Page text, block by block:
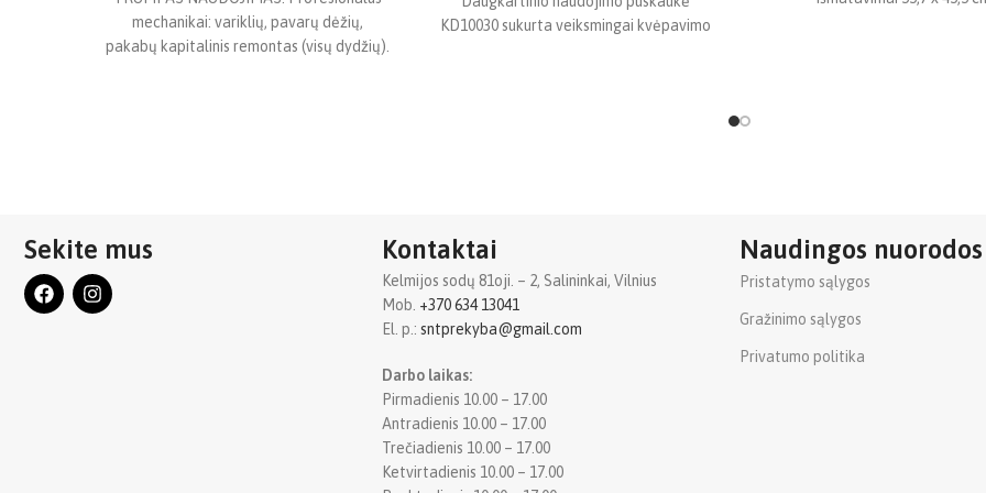
mechanikai: variklių, pavarų dėžių,
pakabų kapitalinis remontas (visų dydžių).
KD10030 sukurta veiksmingai kvėpavimo
Sekite mus Kontaktai
Kelmijos sodų 81oji. – 2, Salininkai, Vilnius
Mob. +370 634 13041
El. p.: sntprekyba@gmail.com
Darbo laikas:
Pirmadienis 10.00 – 17.00
Antradienis 10.00 – 17.00
Trečiadienis 10.00 – 17.00
Ketvirtadienis 10.00 – 17.00
Naudingos nuorodos
Pristatymo sąlygos
Gražinimo sąlygos
Privatumo politika